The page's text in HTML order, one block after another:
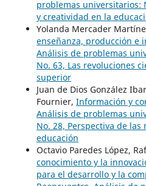
problemas universitarios:
y creatividad en la
Yolanda Mercader
enseñanza, producción e
Análisis de problemas
No. 63, Las revoluciones
superior
Juan de Dios González
Fournier, Información y
Análisis de problemas
No. 28, Perspectiva de
educación
Octavio Paredes López,
conocimiento y la
para el desarrollo y la